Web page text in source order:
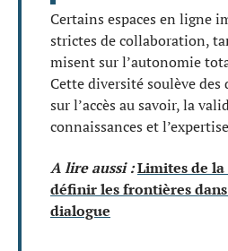
Certains espaces en ligne
strictes de collaboration,
misent sur l’autonomie
Cette diversité soulève
sur l’accès au savoir, la
connaissances et
A lire aussi :Limites de
définir les frontières dans
dialogue